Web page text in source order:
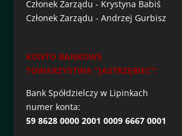
Członek Zarządu - Krystyna Babiś
Członek Zarządu - Andrzej Gurbisz
KONTO BANKOWE
TOWARZYSTWA "JASTRZĘBIEC":
Bank Spółdzielczy w Lipinkach
numer konta:
59 8628 0000 2001 0009 6667 0001